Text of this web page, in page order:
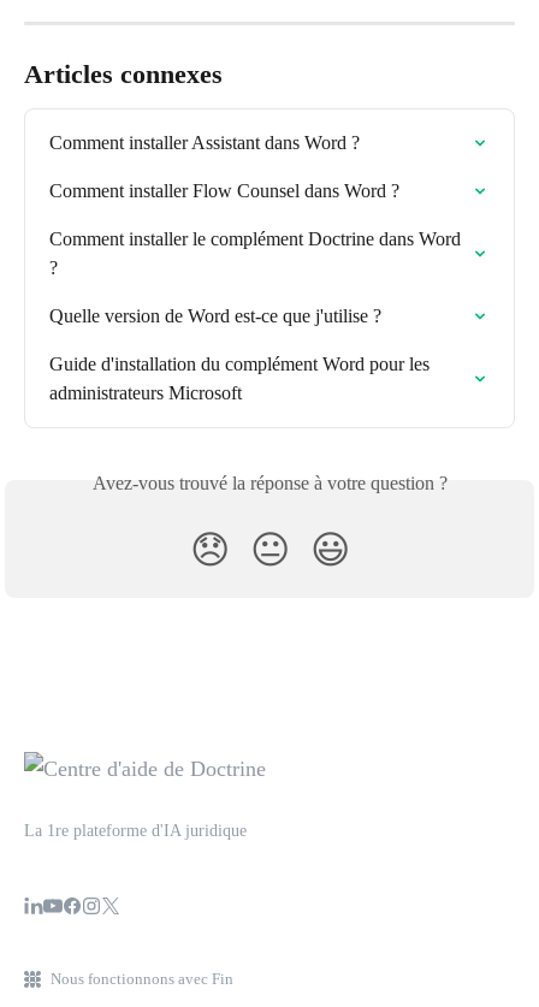
Articles connexes
Comment installer Assistant dans Word ?
Comment installer Flow Counsel dans Word ?
Comment installer le complément Doctrine dans Word
?
Quelle version de Word est-ce que j'utilise ?
Guide d'installation du complément Word pour les
administrateurs Microsoft
Avez-vous trouvé la réponse à votre question ?
😞 😐 😃
La 1re plateforme d'IA juridique
Nous fonctionnons avec Fin